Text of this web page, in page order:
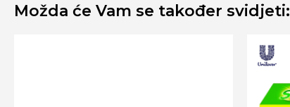
Možda će Vam se također svidjeti: